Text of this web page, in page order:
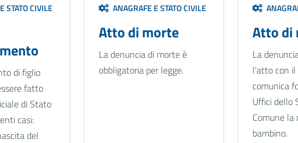
STATO CIVILE
di figlio
fatto
di Stato
casi:
del
ANAGRAFE E STATO CIVILE
Atto di morte
La denuncia di morte è
obbligatoria per legge.
Atto di
La
l'atto con il
comunica
Uffici dello
Comune la
bambino.